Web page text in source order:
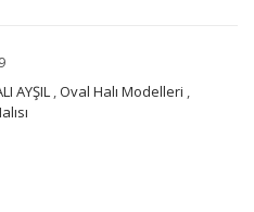
AYŞIL ,Oval Halı Modelleri ,